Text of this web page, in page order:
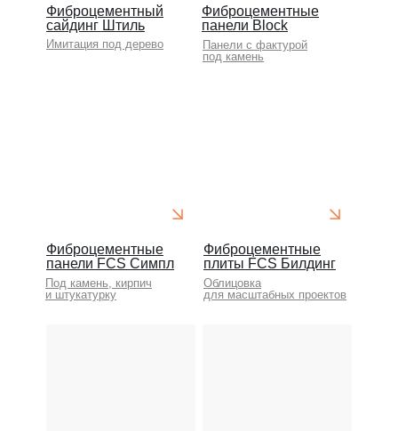
Под камень, кирпич
и штукатурку
Фиброцементные
панели FCS Симпл
Облицовка
для масштабных проектов
Фиброцементные
плиты FCS Билдинг
Фиброцементные
панели Block
Панели с фактурой
под камень
Имитация под дерево
Фиброцементный
сайдинг Штиль